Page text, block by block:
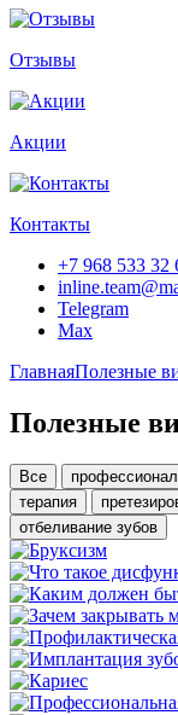
Отзывы
Акции
Контакты
+7 968 533 32
Telegram
Max
ГлавнаяПолезные
Полезные
Все
терапия
отбеливание зубов